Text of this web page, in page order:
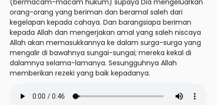
(bermacam-macam hukum) supaya Dia mengeluarkan
orang-orang yang beriman dan beramal saleh dari
kegelapan kepada cahaya. Dan barangsiapa beriman
kepada Allah dan mengerjakan amal yang saleh niscaya
Allah akan memasukkannya ke dalam surga-surga yang
mengalir di bawahnya sungai-sungai; mereka kekal di
dalamnya selama-lamanya. Sesungguhnya Allah
memberikan rezeki yang baik kepadanya.